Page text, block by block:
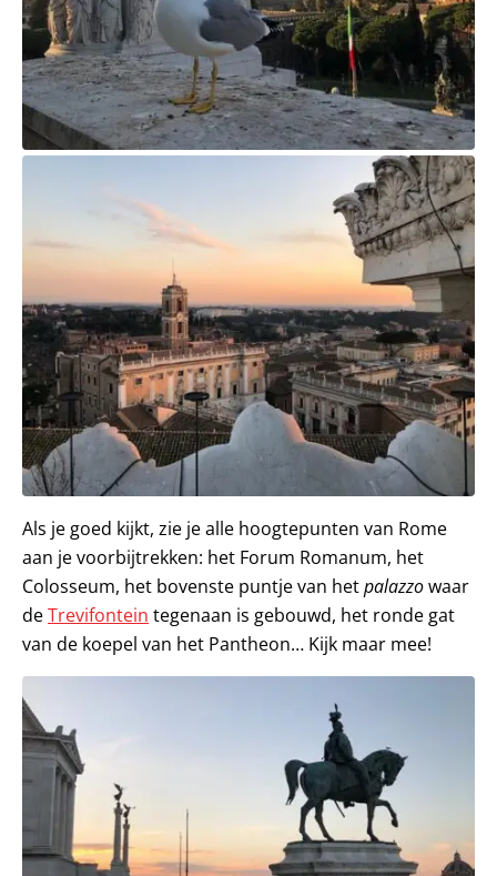
Als je goed kijkt, zie je alle hoogtepunten van Rome
aan je voorbijtrekken: het Forum Romanum, het
Colosseum, het bovenste puntje van hetpalazzowaar
deTrevifontein tegenaan is gebouwd, het ronde gat
van de koepel van het Pantheon… Kijk maar mee!